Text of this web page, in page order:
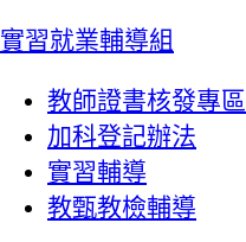
實習就業輔導組
教師證書核發專區
加科登記辦法
實習輔導
教甄教檢輔導